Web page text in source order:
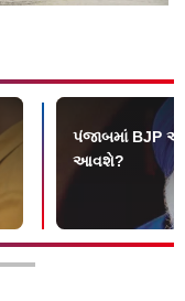
પંજાબમાં BJP
આવશે?